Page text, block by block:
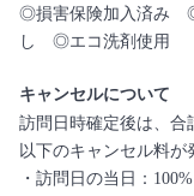
◎損害保険加入済み
し ◎エコ洗剤使用
キャンセルについて
訪問日時確定後は、合
以下のキャンセル料が
・訪問日の当日：100%